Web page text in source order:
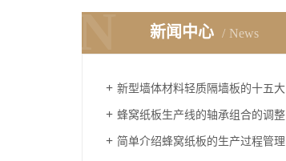
新闻中心 News
N
新型墙体材料轻质隔墙板的十五大优点
蜂窝纸板生产线的轴承组合的调整
简单介绍蜂窝纸板的生产过程管理